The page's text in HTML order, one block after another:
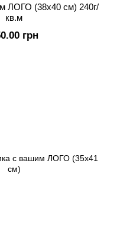
ЛОГО (38х40 см) 240г/
кв.м
грн